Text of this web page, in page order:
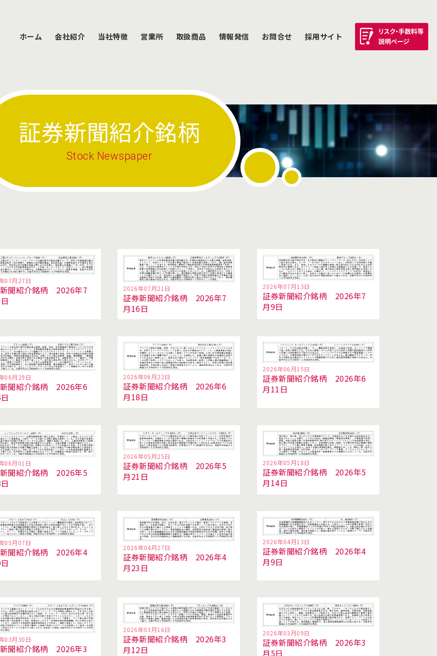
ホーム 会社紹介 当社特徴 営業所 取扱商品 情報発信 お問合せ 採用サイト
証券新聞紹介銘柄
Stock Newspaper
07月27日
聞紹介銘柄 2026年7
2026年07月21日
証券新聞紹介銘柄 2026年7
月16日
2026年07月13日
証券新聞紹介銘柄 2026年7
月9日
06月29日
聞紹介銘柄 2026年6
2026年06月22日
証券新聞紹介銘柄 2026年6
月18日
2026年06月15日
証券新聞紹介銘柄 2026年6
月11日
06月01日
聞紹介銘柄 2026年5
2026年05月25日
証券新聞紹介銘柄 2026年5
月21日
2026年05月18日
証券新聞紹介銘柄 2026年5
月14日
05月07日
聞紹介銘柄 2026年4
2026年04月27日
証券新聞紹介銘柄 2026年4
月23日
2026年04月13日
証券新聞紹介銘柄 2026年4
月9日
03月30日
聞紹介銘柄 2026年3
2026年03月16日
証券新聞紹介銘柄 2026年3
月12日
2026年03月09日
証券新聞紹介銘柄 2026年3
月5日